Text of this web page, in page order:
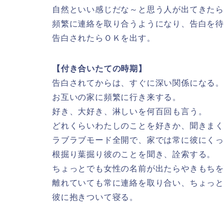
自然といい感じだな～と思う人が出てきた
頻繁に連絡を取り合うようになり、告白を待
告白されたらＯＫを出す。
【付き合いたての時期】
告白されてからは、すぐに深い関係になる。
お互いの家に頻繁に行き来する。
好き、大好き、淋しいを何百回も言う。
どれくらいわたしのことを好きか、聞きまく
ラブラブモード全開で、家では常に彼にくっ
根掘り葉掘り彼のことを聞き、詮索する。
ちょっとでも女性の名前が出たらやきもちを
離れていても常に連絡を取り合い、ちょっ
彼に抱きついて寝る。